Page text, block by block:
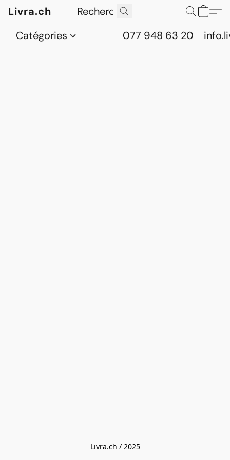
Livra.ch
Catégories
077 948 63 20
Livra.ch / 2025